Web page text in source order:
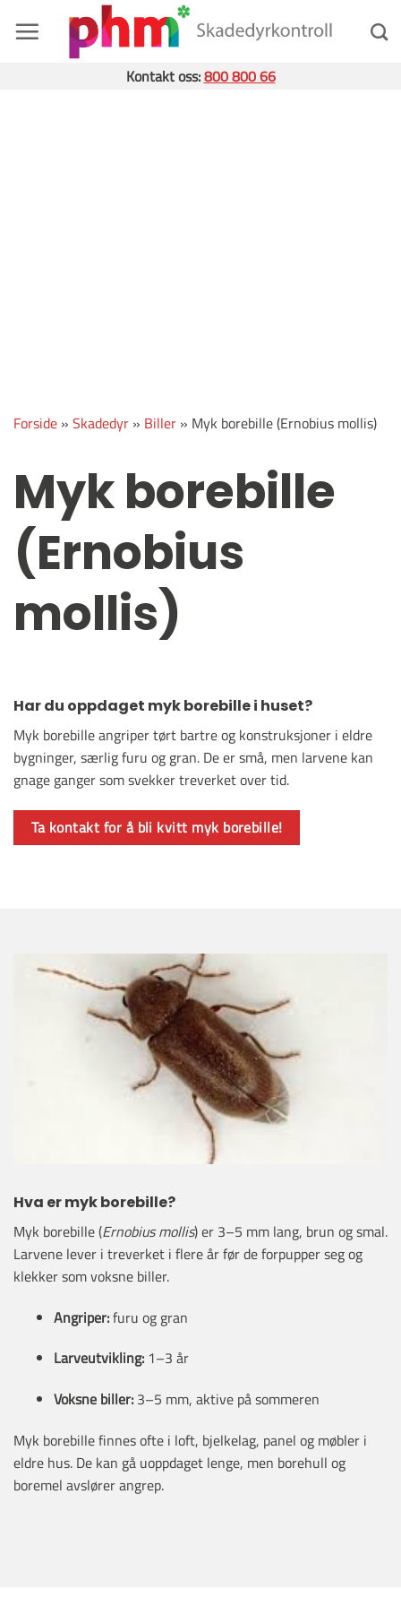
Kontakt oss:800 800 66
Forside » Skadedyr » Biller » Myk borebille (Ernobius mollis)
Myk borebille
(Ernobius
mollis)
Har du oppdaget myk borebille i huset?
Myk borebille angriper tørt bartre og konstruksjoner i eldre
bygninger, særlig furu og gran. De er små, men larvene kan
gnage ganger som svekker treverket over tid.
Ta kontakt for å bli kvitt myk borebille!
Hva er myk borebille?
Myk borebille (Ernobius mollis) er 3–5 mm lang, brun og smal.
Larvene lever i treverket i flere år før de forpupper seg og
klekker som voksne biller.
Angriper:furu og gran
Larveutvikling:1–3 år
Voksne biller:3–5 mm, aktive på sommeren
Myk borebille finnes ofte i loft, bjelkelag, panel og møbler i
eldre hus. De kan gå uoppdaget lenge, men borehull og
boremel avslører angrep.